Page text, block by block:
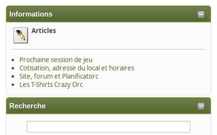
Informations
Articles
Prochaine session de jeu
Cotisation, adresse du local et horaires
Site, forum et Planificatorc
Les T-Shirts Crazy Orc
Recherche